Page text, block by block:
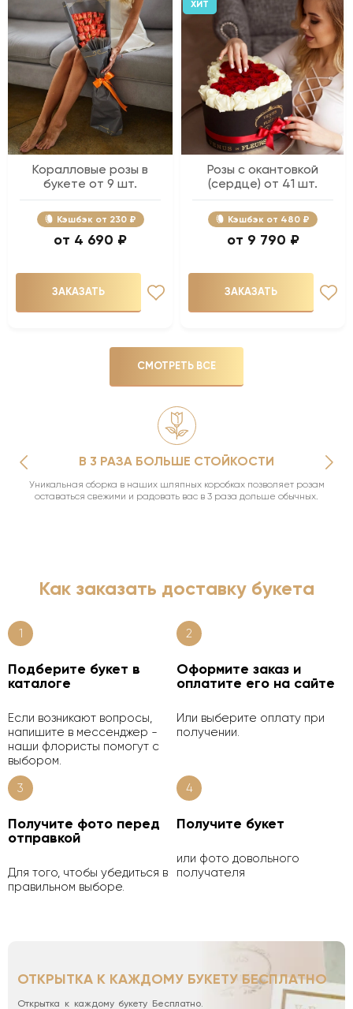
Коралловые розы в
букете от 9 шт.
Кэшбэк 230 ₽
4 690 ₽
ЗАКАЗАТЬ
ХИТ
Розы с окантовкой
(сердце) от 41 шт.
Кэшбэк 480 ₽
9 790 ₽
ЗАКАЗАТЬ
СМОТРЕТЬ ВСЕ
В 3 РАЗА БОЛЬШЕ СТОЙКОСТИ
Уникальная сборка в наших шляпных коробках позволяет розам
оставаться свежими и радовать вас в 3 раза дольше обычных.
Как заказать доставку букета
1
Подберите букет в
каталоге
Если возникают вопросы,
напишите в мессенджер -
наши флористы помогут с
выбором.
2
Оформите заказ и
оплатите его на сайте
Или выберите оплату при
получении.
3
Получите фото перед
отправкой
Для того, чтобы убедиться в
правильном выборе.
4
Получите букет
или фото довольного
получателя
ОТКРЫТКА К КАЖДОМУ БУКЕТУ БЕСПЛАТНО
Открытка к каждому букету Бесплатно.